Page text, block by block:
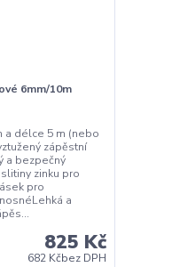
6mm/10m
a délce 5 m (nebo
zápěstní
a bezpečný
zinku pro
pro
a
825 Kč
682 Kčbez DPH